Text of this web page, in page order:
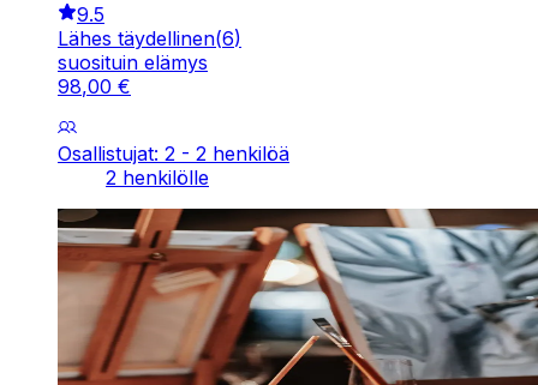
9.5
Lähes täydellinen(6)
suosituin elämys
98,00 €
Osallistujat: 2 - 2 henkilöä
2 henkilölle